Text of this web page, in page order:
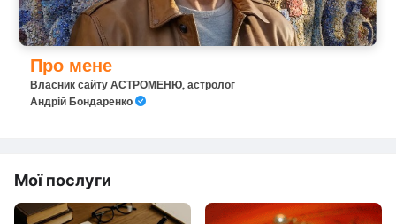
Про мене
Власник сайту АСТРОМЕНЮ, астролог
Андрій Бондаренко
Мої послуги